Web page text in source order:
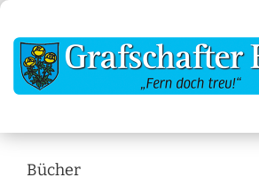
Bücher